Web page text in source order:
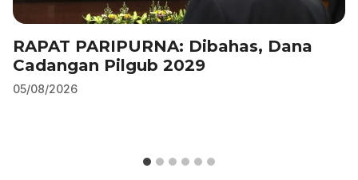
RAPAT PARIPURNA: Dibahas, Dana
Cadangan Pilgub 2029
05/08/2026